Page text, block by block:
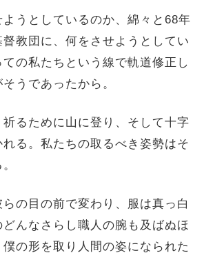
うとしているのか、綿々と68年
教団に、何をさせようとしてい
の私たちという線で軌道修正し
うであったから。
るために山に登り、そして十字
る。私たちの取るべき姿勢はそ
らの目の前で変わり、服は真っ白
んなさらし職人の腕も及ばぬほ
の形を取り人間の姿になられた